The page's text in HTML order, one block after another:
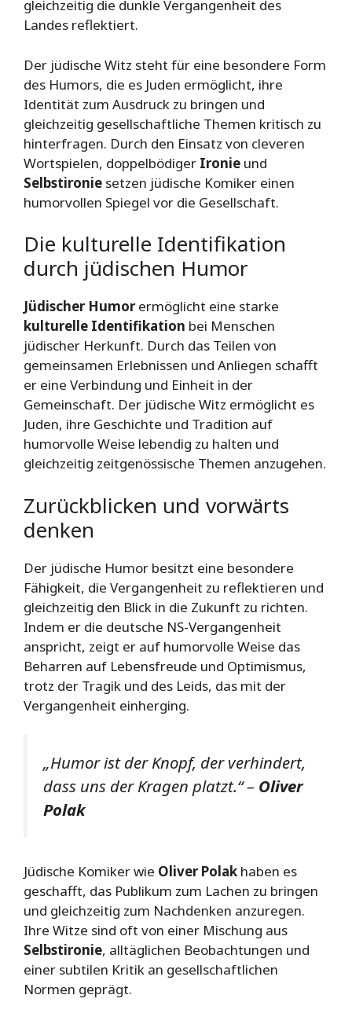
gleichzeitig die dunkle Vergangenheit des
Landes reflektiert.
Der jüdische Witz steht für eine besondere Form
des Humors, die es Juden ermöglicht, ihre
Identität zum Ausdruck zu bringen und
gleichzeitig gesellschaftliche Themen kritisch zu
hinterfragen. Durch den Einsatz von cleveren
Wortspielen, doppelbödiger Ironie und
Selbstironie setzen jüdische Komiker einen
humorvollen Spiegel vor die Gesellschaft.
Die kulturelle Identifikation
durch jüdischen Humor
Jüdischer Humorermöglicht eine starke
kulturelle Identifikation bei Menschen
jüdischer Herkunft. Durch das Teilen von
gemeinsamen Erlebnissen und Anliegen schafft
er eine Verbindung und Einheit in der
Gemeinschaft. Der jüdische Witz ermöglicht es
Juden, ihre Geschichte und Tradition auf
humorvolle Weise lebendig zu halten und
gleichzeitig zeitgenössische Themen anzugehen.
Zurückblicken und vorwärts
denken
Der jüdische Humor besitzt eine besondere
Fähigkeit, die Vergangenheit zu reflektieren und
gleichzeitig den Blick in die Zukunft zu richten.
Indem er die deutsche NS-Vergangenheit
anspricht, zeigt er auf humorvolle Weise das
Beharren auf Lebensfreude und Optimismus,
trotz der Tragik und des Leids, das mit der
Vergangenheit einherging.
„Humor ist der Knopf, der verhindert,
dass uns der Kragen platzt.“ – Oliver
Polak
Jüdische Komiker wie Oliver Polak haben es
geschafft, das Publikum zum Lachen zu bringen
und gleichzeitig zum Nachdenken anzuregen.
Ihre Witze sind oft von einer Mischung aus
Selbstironie, alltäglichen Beobachtungen und
einer subtilen Kritik an gesellschaftlichen
Normen geprägt.